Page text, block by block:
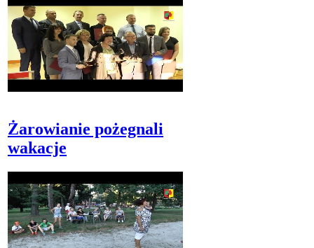
Żarowianie pożegnali
wakacje